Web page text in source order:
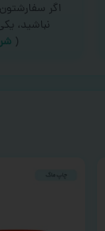
اگر
نباشید،
(